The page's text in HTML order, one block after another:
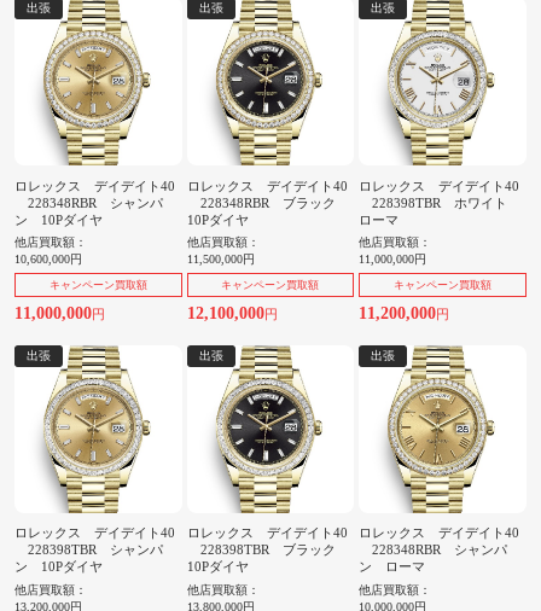
出張
ロレックス デイデイト40
228348RBR シャンパ
ン 10Pダイヤ
他店買取額：
10,600,000円
キャンペーン買取額
11,000,000円
出張
ロレックス デイデイト40
228348RBR ブラック
10Pダイヤ
他店買取額：
11,500,000円
キャンペーン買取額
12,100,000円
出張
ロレックス デイデイト40
228398TBR ホワイト
ローマ
他店買取額：
11,000,000円
キャンペーン買取額
11,200,000円
出張
ロレックス デイデイト40
228398TBR シャンパ
ン 10Pダイヤ
他店買取額：
13,200,000円
出張
ロレックス デイデイト40
228398TBR ブラック
10Pダイヤ
他店買取額：
13,800,000円
出張
ロレックス デイデイト40
228348RBR シャンパ
ン ローマ
他店買取額：
10,000,000円